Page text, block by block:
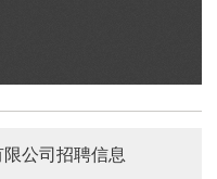
公司招聘信息